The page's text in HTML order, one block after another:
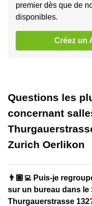
premier dès que de
disponibles.
Créez un
Questions les
concernant
Zurich Oerlikon
👨🏽‍💻 Puis-je
sur un bureau dans le
Thurgauerstrasse